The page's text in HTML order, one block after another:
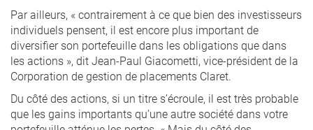
Par ailleurs, « contrairement à ce que bien des investisseurs
individuels pensent, il est encore plus important de
diversifier son portefeuille dans les obligations que dans
les actions », dit Jean-Paul Giacometti, vice-président de la
Corporation de gestion de placements Claret.
Du côté des actions, si un titre s’écroule, il est très probable
que les gains importants qu’une autre société dans votre